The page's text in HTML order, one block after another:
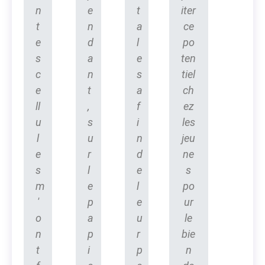
n
t
e
s
c
e
ll
u
l
e
s
m
'
o
n
t
e
n
d
a
n
t
,
s
u
r
l
e
p
a
p
i
t
a
l
e
s
a
f
i
n
d
e
l
e
u
r
p
iter
ce
po
ten
tiel
ch
ez
les
jeu
ne
s
po
ur
le
bie
n